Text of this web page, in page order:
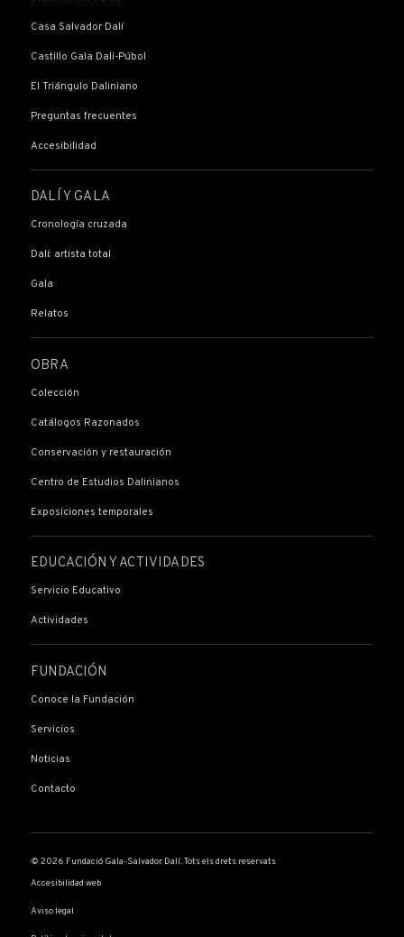
Casa Salvador Dalí
Castillo Gala Dalí-Púbol
El Triángulo Daliniano
Preguntas frecuentes
Accesibilidad
DALÍ Y GALA
Cronología cruzada
Dalí: artista total
Gala
Relatos
OBRA
Colección
Catálogos Razonados
Conservación y restauración
Centro de Estudios Dalinianos
Exposiciones temporales
EDUCACIÓN Y ACTIVIDADES
Servicio Educativo
Actividades
FUNDACIÓN
Conoce la Fundación
Servicios
Noticias
Contacto
© 2026 Fundació Gala-Salvador Dalí. Tots els drets reservats
Accesibilidad web
Aviso legal